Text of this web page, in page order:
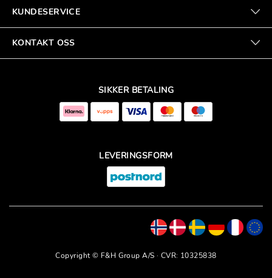
KUNDESERVICE
KONTAKT OSS
SIKKER BETALING
LEVERINGSFORM
Copyright © F&H Group A/S · CVR: 10325838